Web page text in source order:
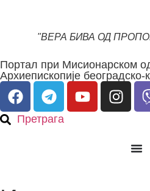
"ВЕРА БИВА ОД
Портал при Мисионарском
Архиепископије београдско-
Претрага